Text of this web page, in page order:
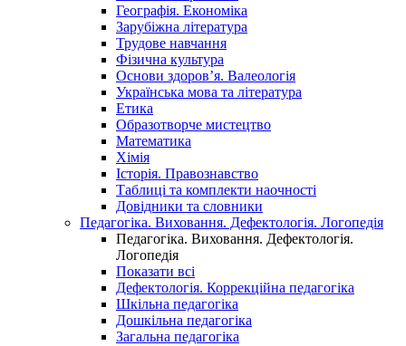
Географія. Економіка
Зарубіжна література
Трудове навчання
Фізична культура
Основи здоров’я. Валеологія
Українська мова та література
Етика
Образотворче мистецтво
Математика
Хімія
Історія. Правознавство
Таблиці та комплекти наочності
Довідники та словники
Педагогіка. Виховання. Дефектологія. Логопедія
Педагогіка. Виховання. Дефектологія.
Логопедія
Показати всі
Дефектологія. Коррекційна педагогіка
Шкільна педагогіка
Дошкільна педагогіка
Загальна педагогіка